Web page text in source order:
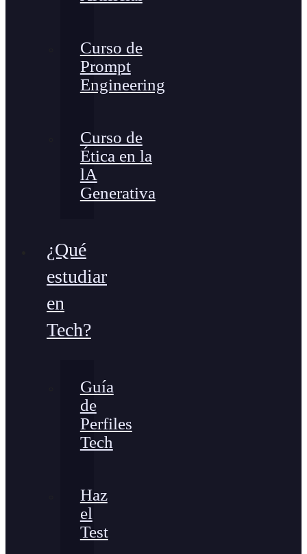
Curso de
Prompt
Engineering
Curso de
Ética en la
lA
Generativa
¿Qué
estudiar
en
Tech?
Guía
de
Perfiles
Tech
Haz
el
Test